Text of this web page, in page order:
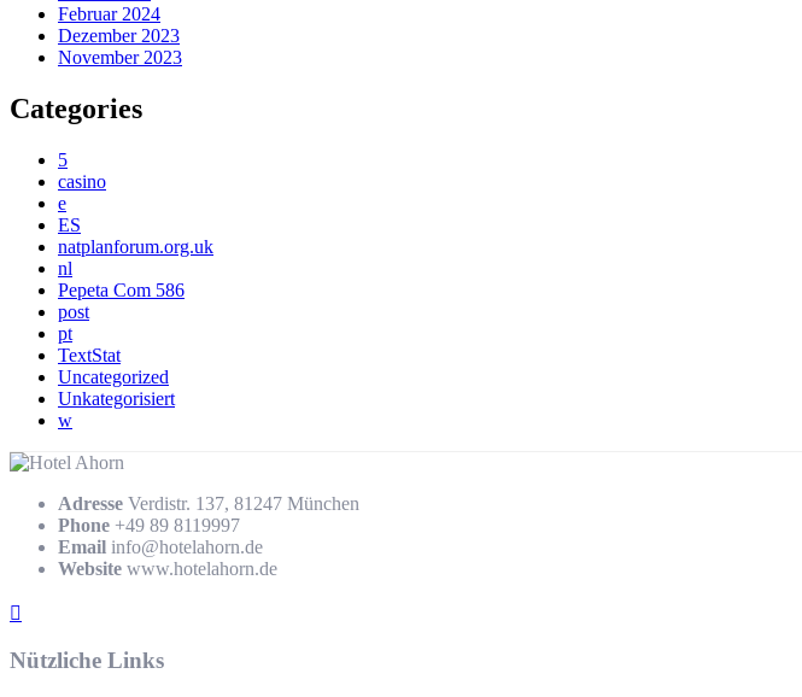
Februar 2024
Dezember 2023
November 2023
Categories
5
casino
e
ES
natplanforum.org.uk
nl
Pepeta Com 586
post
pt
TextStat
Uncategorized
Unkategorisiert
w
Adresse Verdistr. 137, 81247 München
Phone +49 89 8119997
Email info@hotelahorn.de
Website www.hotelahorn.de
Nützliche Links